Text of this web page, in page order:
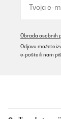
Geplaatst
Prevedi
Obrada osobnih
Odjavu možete
e-pošte ili nam